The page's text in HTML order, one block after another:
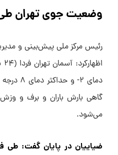
وضعیت جوی تهران طی
رئیس مرکز ملی پیش‌بینی و
می‌شود.